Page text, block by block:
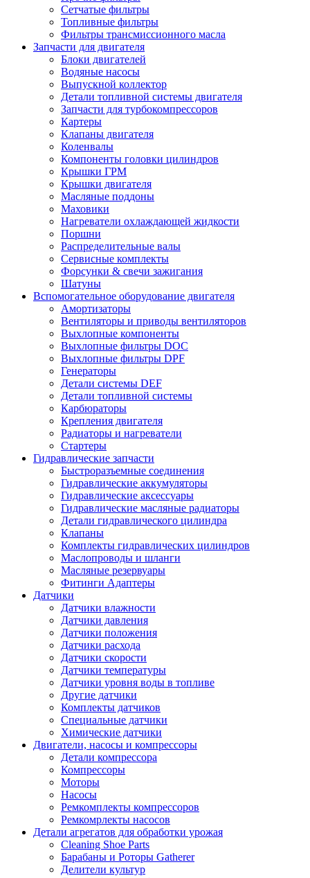
Сетчатые фильтры
Топливные фильтры
Фильтры трансмиссионного масла
Запчасти для двигателя
Блоки двигателей
Водяные насосы
Выпускной коллектор
Детали топливной системы двигателя
Запчасти для турбокомпрессоров
Картеры
Клапаны двигателя
Коленвалы
Компоненты головки цилиндров
Крышки ГРМ
Крышки двигателя
Масляные поддоны
Маховики
Нагреватели охлаждающей жидкости
Поршни
Распределительные валы
Сервисные комплекты
Форсунки & свечи зажигания
Шатуны
Вспомогательное оборудование двигателя
Амортизаторы
Вентиляторы и приводы вентиляторов
Выхлопные компоненты
Выхлопные фильтры DOC
Выхлопные фильтры DPF
Генераторы
Детали системы DEF
Детали топливной системы
Карбюраторы
Крепления двигателя
Радиаторы и нагреватели
Стартеры
Гидравлические запчасти
Быстроразъемные соединения
Гидравлические аккумуляторы
Гидравлические аксессуары
Гидравлические масляные радиаторы
Детали гидравлического цилиндра
Клапаны
Комплекты гидравлических цилиндров
Маслопроводы и шланги
Масляные резервуары
Фитинги Адаптеры
Датчики
Датчики влажности
Датчики давления
Датчики положения
Датчики расхода
Датчики скорости
Датчики температуры
Датчики уровня воды в топливе
Другие датчики
Комплекты датчиков
Специальные датчики
Химические датчики
Двигатели, насосы и компрессоры
Детали компрессора
Компрессоры
Моторы
Насосы
Ремкомплекты компрессоров
Ремкомрлекты насосов
Детали агрегатов для обработки урожая
Cleaning Shoe Parts
Барабаны и Роторы Gatherer
Делители культур